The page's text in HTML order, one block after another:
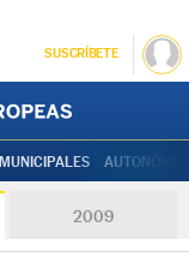
SUSCRÍBETE
MUNICIPALES
2009